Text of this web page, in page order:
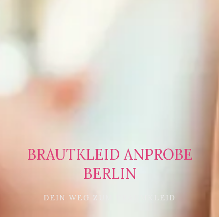
BRAUTKLEID ANPROBE
BERLIN
DEIN WEG ZUM TRAUMKLEID